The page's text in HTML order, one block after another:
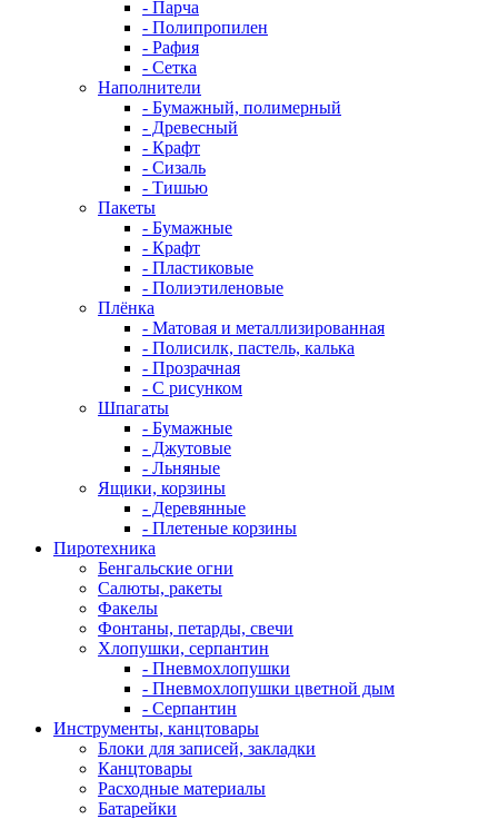
- Парча
- Полипропилен
- Рафия
- Сетка
Наполнители
- Бумажный, полимерный
- Древесный
- Крафт
- Сизаль
- Тишью
Пакеты
- Бумажные
- Крафт
- Пластиковые
- Полиэтиленовые
Плёнка
- Матовая и металлизированная
- Полисилк, пастель, калька
- Прозрачная
- С рисунком
Шпагаты
- Бумажные
- Джутовые
- Льняные
Ящики, корзины
- Деревянные
- Плетеные корзины
Пиротехника
Бенгальские огни
Салюты, ракеты
Факелы
Фонтаны, петарды, свечи
Хлопушки, серпантин
- Пневмохлопушки
- Пневмохлопушки цветной дым
- Серпантин
Инструменты, канцтовары
Блоки для записей, закладки
Канцтовары
Расходные материалы
Батарейки